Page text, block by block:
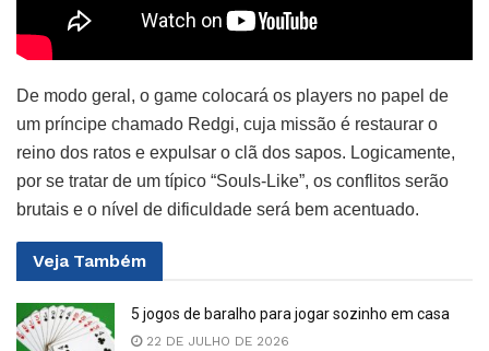
De modo geral, o game colocará os players no papel de
um príncipe chamado Redgi, cuja missão é restaurar o
reino dos ratos e expulsar o clã dos sapos. Logicamente,
por se tratar de um típico “Souls-Like”, os conflitos serão
brutais e o nível de dificuldade será bem acentuado.
Veja Também
5 jogos de baralho para jogar sozinho em casa
22 DE JULHO DE 2026